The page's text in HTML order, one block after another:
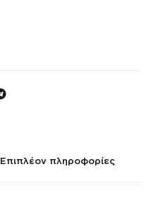
Επιπλέον πληροφορίες